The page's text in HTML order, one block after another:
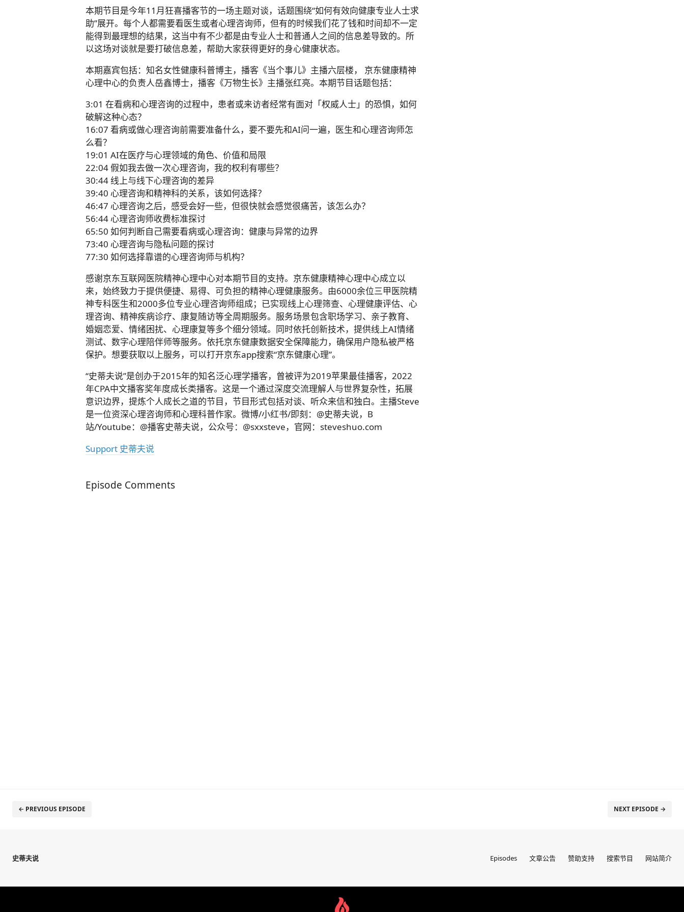
本期节目是今年11月狂喜播客节的一场主题对谈，话题围绕“如何有效向健康专业人士求
助”展开。每个人都需要看医生或者心理咨询师，但有的时候我们花了钱和时间却不一定
能得到最理想的结果，这当中有不少都是由专业人士和普通人之间的信息差导致的。所
以这场对谈就是要打破信息差，帮助大家获得更好的身心健康状态。
本期嘉宾包括：知名女性健康科普博主，播客《当个事儿》主播六层楼， 京东健康精神
心理中心的负责人岳鑫博士，播客《万物生长》主播张红亮。本期节目话题包括：
3:01 在看病和心理咨询的过程中，患者或来访者经常有面对「权威人士」的恐惧，如何
破解这种心态？
16:07 看病或做心理咨询前需要准备什么，要不要先和AI问一遍，医生和心理咨询师怎
么看？
19:01 AI在医疗与心理领域的角色、价值和局限
22:04 假如我去做一次心理咨询，我的权利有哪些？
30:44 线上与线下心理咨询的差异
39:40 心理咨询和精神科的关系，该如何选择？
46:47 心理咨询之后，感受会好一些，但很快就会感觉很痛苦，该怎么办？
56:44 心理咨询师收费标准探讨
65:50 如何判断自己需要看病或心理咨询：健康与异常的边界
73:40 心理咨询与隐私问题的探讨
77:30 如何选择靠谱的心理咨询师与机构？
感谢京东互联网医院精神心理中心对本期节目的支持。京东健康精神心理中心成立以
来，始终致力于提供便捷、易得、可负担的精神心理健康服务。由6000余位三甲医院精
神专科医生和2000多位专业心理咨询师组成；已实现线上心理筛查、心理健康评估、心
理咨询、精神疾病诊疗、康复随访等全周期服务。服务场景包含职场学习、亲子教育、
婚姻恋爱、情绪困扰、心理康复等多个细分领域。同时依托创新技术，提供线上AI情绪
测试、数字心理陪伴师等服务。依托京东健康数据安全保障能力，确保用户隐私被严格
保护。想要获取以上服务，可以打开京东app搜索“京东健康心理”。
“史蒂夫说”是创办于2015年的知名泛心理学播客，曾被评为2019苹果最佳播客，2022
年CPA中文播客奖年度成长类播客。这是一个通过深度交流理解人与世界复杂性，拓展
意识边界，提炼个人成长之道的节目，节目形式包括对谈、听众来信和独白。主播Steve
是一位资深心理咨询师和心理科普作家。微博/小红书/即刻：@史蒂夫说，B
站/Youtube：@播客史蒂夫说，公众号：@sxxsteve，官网：steveshuo.com
Support 史蒂夫说
Episode Comments
← PREVIOUS EPISODE NEXT EPISODE →
史蒂夫说 Episodes 文章公告 赞助支持 搜索节目 网站简介